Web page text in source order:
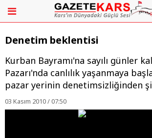
Denetim beklentisi
Kurban Bayramı'na sayılı günler
Pazarı'nda canlılık yaşanmaya
pazar yerinin denetimsizliğinden
03 Kasım 2010 / 07:50